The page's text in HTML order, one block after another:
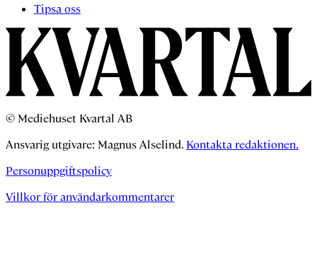
Tipsa oss
© Mediehuset Kvartal AB
Ansvarig utgivare: Magnus Alselind. Kontakta redaktionen.
Personuppgiftspolicy
Villkor för användarkommentarer